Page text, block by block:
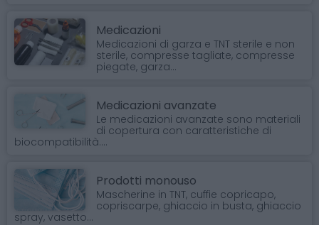
Medicazioni
Medicazioni di garza e TNT sterile e non
sterile, compresse tagliate, compresse
piegate, garza...
Medicazioni avanzate
Le medicazioni avanzate sono materiali
di copertura con caratteristiche di
biocompatibilità....
Prodotti monouso
Mascherine in TNT, cuffie copricapo,
copriscarpe, ghiaccio in busta, ghiaccio
spray, vasetto...